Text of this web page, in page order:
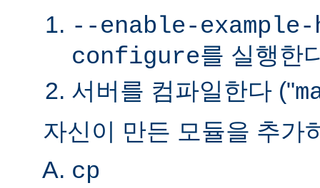
--enable-example-
configure를 실행한
서버를 컴파일한다 ("
자신이 만든 모듈을 추가
cp